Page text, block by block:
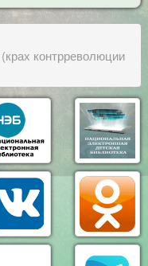
контрреволюции